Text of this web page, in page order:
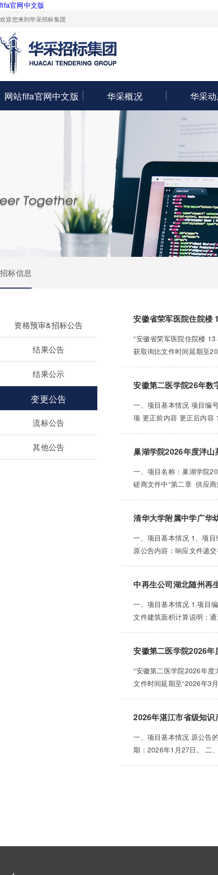
fifa官网中文版
欢迎您来到华采招标集团
网站fifa官网中文版 华采概况 华采
招标信息
资格预审&招标公告
结果公告
结果公示
变更公告
流标公告
其他公告
安徽省荣军医院住院楼
“安徽省荣军医院住院楼
获取询比文件时间延期至
安徽第二医学院26年数
一、项目基本情况 项目编
项 更正前内容 更正后内容
巢湖学院2026年度泮
一、项目名称：巢湖学院
磋商文件中“第二章 供应
清华大学附属中学广华
一、项目基本情况 1、项
原公告内容：响应文件递
中再生公司湖北随州再
一、项目基本情况 1.项目
文件建筑面积计算说明：
安徽第二医学院2026
“安徽第二医学院2026年
文件时间延期至“2026年3
2026年湛江市省级知
一、项目基本情况 原公告
期：2026年1月27日。 二